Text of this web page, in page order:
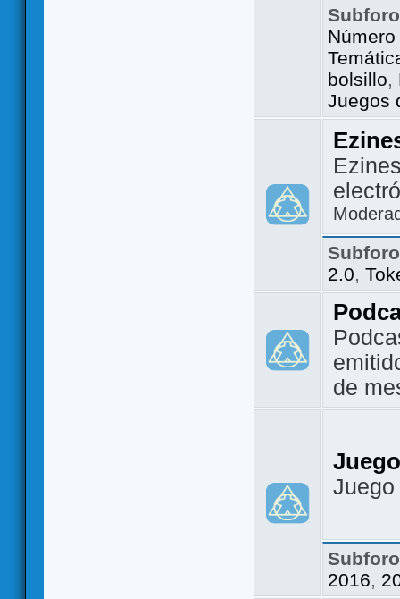
bolsillo,
Juegos
2.0,
de
2016,